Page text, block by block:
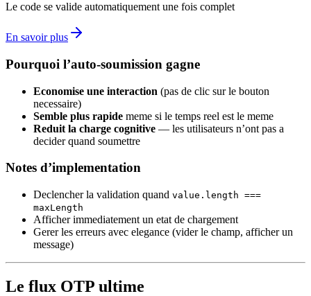
Le code se valide automatiquement une fois complet
En savoir plus
Pourquoi l’auto-soumission gagne
Economise une interaction (pas de clic sur le bouton
necessaire)
Semble plus rapide meme si le temps reel est le meme
Reduit la charge cognitive — les utilisateurs n’ont pas a
decider quand soumettre
Notes d’implementation
Declencher la validation quand value.length ===
maxLength
Afficher immediatement un etat de chargement
Gerer les erreurs avec elegance (vider le champ, afficher un
message)
Le flux OTP ultime